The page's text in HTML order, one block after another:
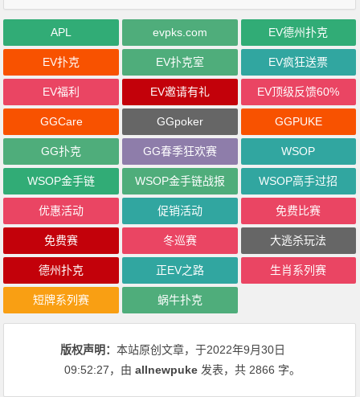
APL evpks.com EV德州扑克
EV扑克 EV扑克室 EV疯狂送票
EV福利 EV邀请有礼 EV顶级反馈60%
GGCare GGpoker GGPUKE
GG扑克 GG春季狂欢赛 WSOP
WSOP金手链 WSOP金手链战报 WSOP高手过招
优惠活动 促销活动 免费比赛
免费赛 冬巡赛 大逃杀玩法
德州扑克 正EV之路 生肖系列赛
短牌系列赛 蜗牛扑克
版权声明：本站原创文章，于2022年9月30日
09:52:27，由allnewpuke 发表，共 2866 字。